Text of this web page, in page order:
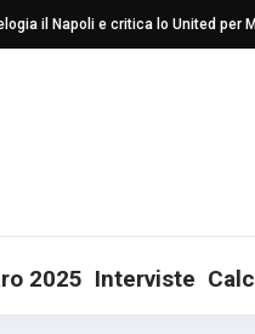
Napoli e critica lo United per
2025 Interviste